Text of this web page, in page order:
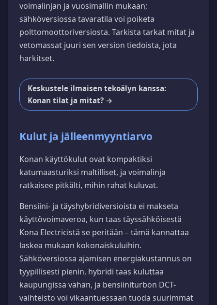
voimalinjan ja vuosimallin mukaan;
sähköversiossa tavaratila voi poiketa
polttomoottoriversiosta. Tarkista tarkat mitat ja
vetomassat juuri sen version tiedoista, jota
harkitset.
Keskustele ilmaisen tekoälyn kanssa:
Konan tilat ja mitat? →
Kulut ja jälleenmyyntiarvo
Konan käyttökulut ovat kompaktiksi
katumaasturiksi maltilliset, ja voimalinja
ratkaisee pitkälti, mihin rahat kuluvat.
Bensiini- ja täyshybridiversioista ei makseta
käyttövoimaveroa, kun taas täyssähköisestä
Kona Electricistä se peritään – tämä kannattaa
laskea mukaan kokonaiskuluihin.
Sähköversiossa ajamisen energiakustannus on
tyypillisesti pienin, hybridi taas kuluttaa
kaupungissa vähän, ja bensiiniturbon DCT-
vaihteisto voi vikaantuessaan tuoda suurimmat